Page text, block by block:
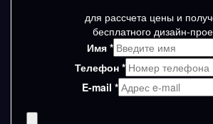
для рассчета цены и
бесплатного дизайн-
Имя *
Телефон *
E-mail *